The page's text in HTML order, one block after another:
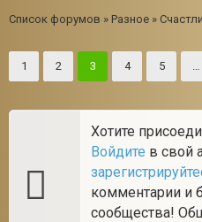
Список форумов » Разное »
1 2 3 4 5 …
Хотите
Войдите в свой
комментарии и
сообщества!